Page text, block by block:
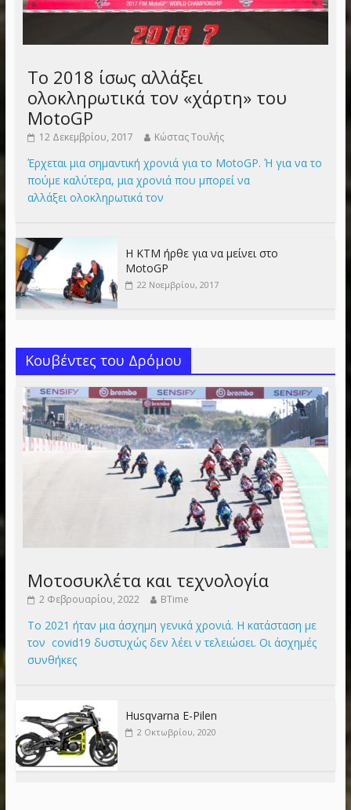
Το 2018 ίσως αλλάξει
ολοκληρωτικά τον «χάρτη» του
MotoGP
12 Δεκεμβρίου, 2017 Κώστας Τουλής
Έρχεται μια σημαντική χρονιά για το MotoGP. Ή για να το
πούμε καλύτερα, μια χρονιά που μπορεί να
αλλάξει ολοκληρωτικά τον
Η KTM ήρθε για να μείνει στο
MotoGP
22 Νοεμβρίου, 2017
Κουβέντες του Δρόμου
Μοτοσυκλέτα και τεχνολογία
2 Φεβρουαρίου, 2022 BTime
Το 2021 ήταν μια άσχημη γενικά χρονιά. Η κατάσταση με
τον covid19 δυστυχώς δεν λέει ν τελειώσει. Οι άσχημές
συνθήκες
Husqvarna E-Pilen
2 Οκτωβρίου, 2020